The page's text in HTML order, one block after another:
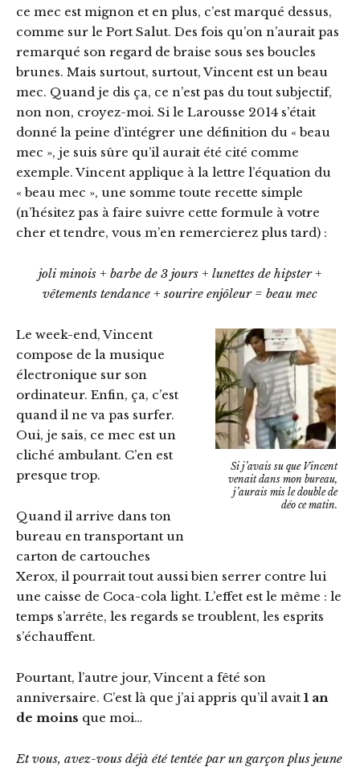
ce mec est mignon et en plus, c’est marqué dessus,
comme sur le Port Salut. Des fois qu’on n’aurait pas
remarqué son regard de braise sous ses boucles
brunes. Mais surtout, surtout, Vincent est un beau
mec. Quand je dis ça, ce n’est pas du tout subjectif,
non non, croyez-moi. Si le Larousse 2014 s’était
donné la peine d’intégrer une définition du « beau
mec », je suis sûre qu’il aurait été cité comme
exemple. Vincent applique à la lettre l’équation du
« beau mec », une somme toute recette simple
(n’hésitez pas à faire suivre cette formule à votre
cher et tendre, vous m’en remercierez plus tard) :
joli minois + barbe de 3 jours + lunettes de hipster +
vêtements tendance + sourire enjôleur = beau mec
Si j’avais su que Vincent
venait dans mon bureau,
j’aurais mis le double de
déo ce matin.
Le week-end, Vincent
compose de la musique
électronique sur son
ordinateur. Enfin, ça, c’est
quand il ne va pas surfer.
Oui, je sais, ce mec est un
cliché ambulant. C’en est
presque trop.
Quand il arrive dans ton
bureau en transportant un
carton de cartouches
Xerox, il pourrait tout aussi bien serrer contre lui
une caisse de Coca-cola light. L’effet est le même : le
temps s’arrête, les regards se troublent, les esprits
s’échauffent.
Pourtant, l’autre jour, Vincent a fêté son
anniversaire. C’est là que j’ai appris qu’il avait 1 an
de moins que moi…
Et vous, avez-vous déjà été tentée par un garçon plus jeune